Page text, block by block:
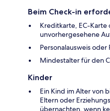
Beim Check-in
Kreditkarte, EC-
unvorhergesehene
Personalausweis
Mindestalter für den
Kinder
Ein Kind im Alter von
Eltern oder
übernachten, wenn